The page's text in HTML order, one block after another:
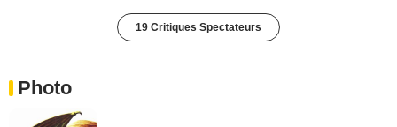
19 Critiques Spectateurs
Photo